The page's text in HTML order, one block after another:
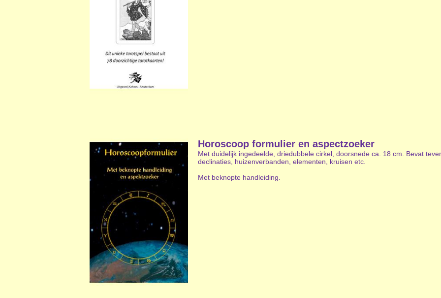
Horoscoop formulier en aspectzoeker
Met duidelijk ingedeelde, driedubbele cirkel, doorsnede ca. 18 cm. Bevat
declinaties, huizenverbanden, elementen, kruisen etc.
Met beknopte handleiding.